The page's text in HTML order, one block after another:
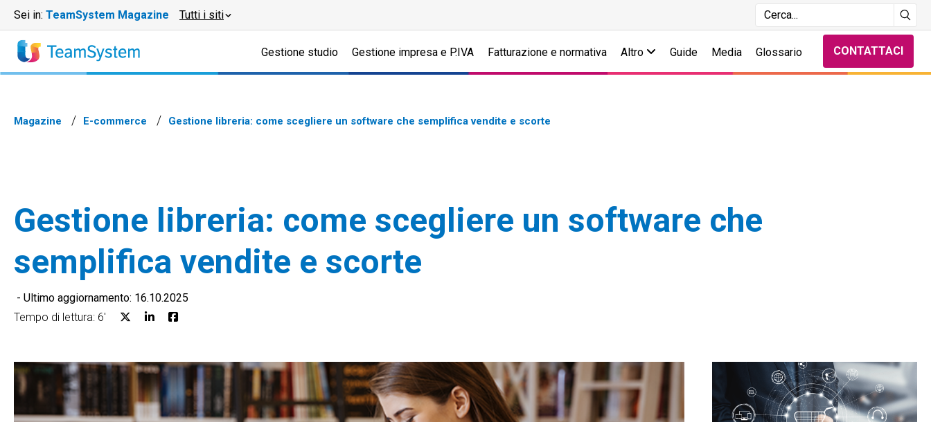
Sei in: TeamSystem Magazine Tutti i siti
Gestione studio Gestione impresa e P.IVA Fatturazione e normativa Altro Guide Media Glossario CONTATTACI
Magazine E-commerce Gestione libreria: come scegliere un software che semplifica vendite e scorte
Gestione libreria: come scegliere un software che
semplifica vendite e scorte
- Ultimo aggiornamento: 16.10.2025
Tempo di lettura: 6'